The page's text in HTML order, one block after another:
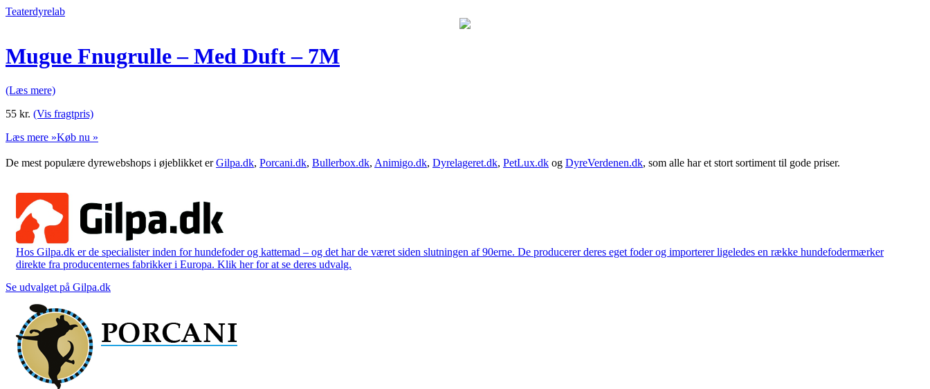
Teaterdyrelab
Mugue Fnugrulle – Med Duft – 7M
(Læs mere)
55 kr. (Vis fragtpris)
Læs mere »Køb nu »
De mest populære dyrewebshops i øjeblikket erGilpa.dk, Porcani.dk, Bullerbox.dk, Animigo.dk, Dyrelageret.dk, PetLux.dk og DyreVerdenen.dk, som alle har et stort sortiment til gode priser.
Hos Gilpa.dk er de specialister inden for hundefoder og kattemad – og det har de været siden slutningen af 90erne. De producerer deres eget foder og importerer ligeledes en række hundefodermærker
direkte fra producenternes fabrikker i Europa. Klik her for at se deres udvalg.
Se udvalget på Gilpa.dk